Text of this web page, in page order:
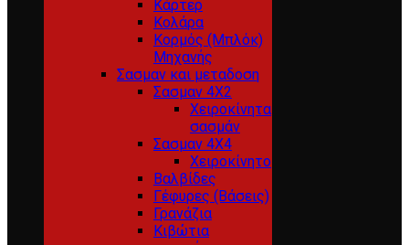
Κάρτερ
Κολάρα
Κορμός (Μπλόκ)
Μηχανής
Σασμαν και μεταδοση
Σασμαν 4Χ2
Χειροκίνητα
σασμάν
Σασμαν 4Χ4
Χειροκίνητο
Βαλβίδες
Γέφυρες (Βάσεις)
Γρανάζια
Κιβώτια